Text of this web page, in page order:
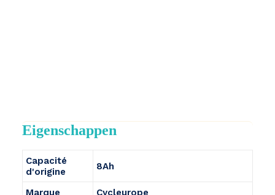
Eigenschappen
Capacité
d'origine
8Ah
Marque
Cycleurope